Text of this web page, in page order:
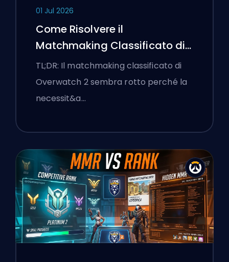
01 Jul 2026
Come Risolvere il
Matchmaking Classificato di
Overwatch 2 e le Lobby a
Senso Unico
TL;DR: Il matchmaking classificato di
Overwatch 2 sembra rotto perché la
necessit&a…